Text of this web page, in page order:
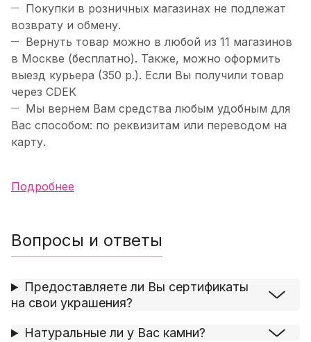
Покупки в розничных магазинах не подлежат
возврату и обмену.
Вернуть товар можно в любой из 11 магазинов
в Москве (бесплатно). Также, можно оформить
выезд курьера (350 р.). Если Вы получили товар
через CDEK
Мы вернем Вам средства любым удобным для
Вас способом: по реквизитам или переводом на
карту.
Подробнее
Вопросы и ответы
Предоставляете ли Вы сертификаты
на свои украшения?
Натуральные ли у Вас камни?